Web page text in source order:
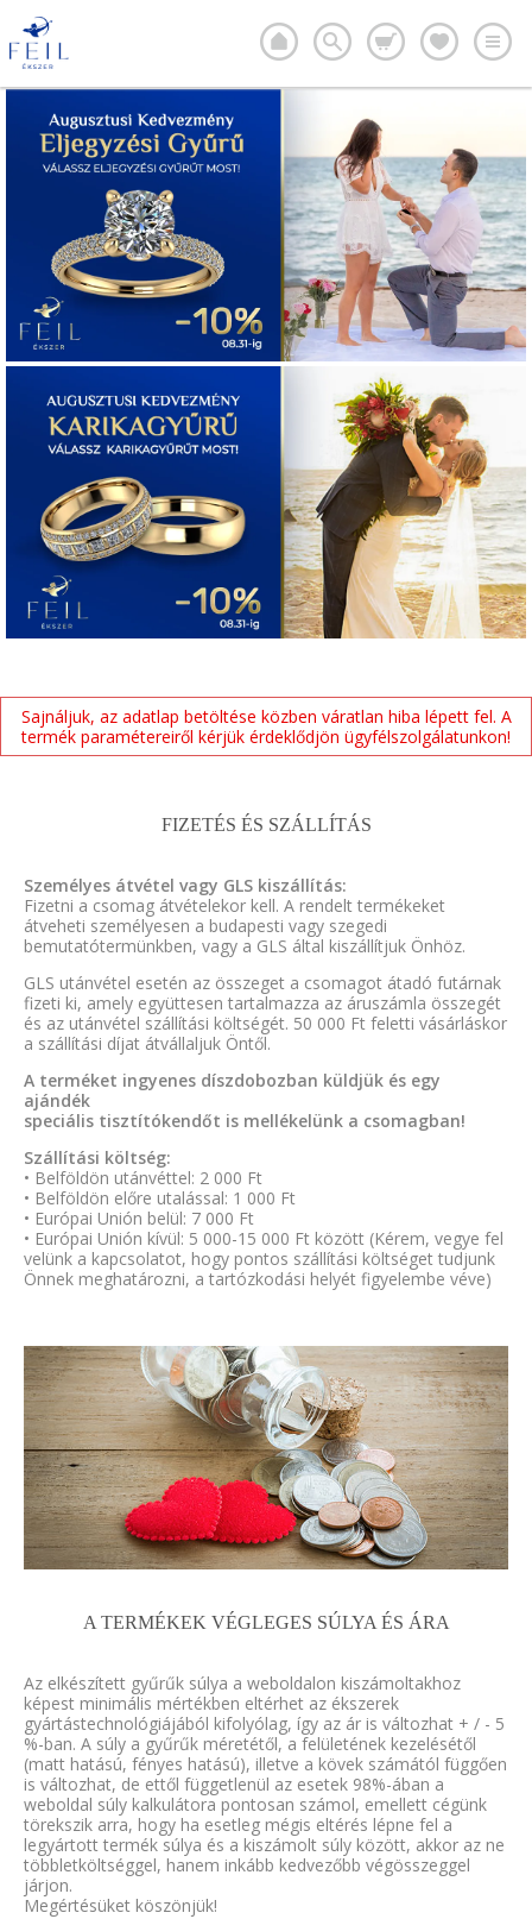
Sajnáljuk, az adatlap betöltése közben váratlan hiba lépett fel. A
termék paramétereiről kérjük érdeklődjön ügyfélszolgálatunkon!
FIZETÉS ÉS SZÁLLÍTÁS
Személyes átvétel vagy GLS kiszállítás:
Fizetni a csomag átvételekor kell. A rendelt termékeket
átveheti személyesen a budapesti vagy szegedi
bemutatótermünkben, vagy a GLS által kiszállítjuk Önhöz.
GLS utánvétel esetén az összeget a csomagot átadó futárnak
fizeti ki, amely együttesen tartalmazza az áruszámla összegét
és az utánvétel szállítási költségét. 50 000 Ft feletti vásárláskor
a szállítási díjat átvállaljuk Öntől.
A terméket ingyenes díszdobozban küldjük és egy
ajándék
speciális tisztítókendőt is mellékelünk a csomagban!
Szállítási költség:
• Belföldön utánvéttel: 2 000 Ft
• Belföldön előre utalással: 1 000 Ft
• Európai Unión belül: 7 000 Ft
• Európai Unión kívül: 5 000-15 000 Ft között (Kérem, vegye fel
velünk a kapcsolatot, hogy pontos szállítási költséget tudjunk
Önnek meghatározni, a tartózkodási helyét figyelembe véve)
A TERMÉKEK VÉGLEGES SÚLYA ÉS ÁRA
Az elkészített gyűrűk súlya a weboldalon kiszámoltakhoz
képest minimális mértékben eltérhet az ékszerek
gyártástechnológiájából kifolyólag, így az ár is változhat + / - 5
%-ban. A súly a gyűrűk méretétől, a felületének kezelésétől
(matt hatású, fényes hatású), illetve a kövek számától függően
is változhat, de ettől függetlenül az esetek 98%-ában a
weboldal súly kalkulátora pontosan számol, emellett cégünk
törekszik arra, hogy ha esetleg mégis eltérés lépne fel a
legyártott termék súlya és a kiszámolt súly között, akkor az ne
többletköltséggel, hanem inkább kedvezőbb végösszeggel
járjon.
Megértésüket köszönjük!